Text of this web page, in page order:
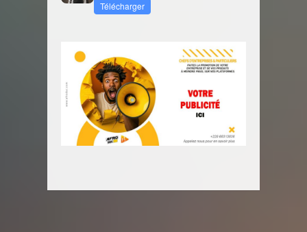
Télécharger